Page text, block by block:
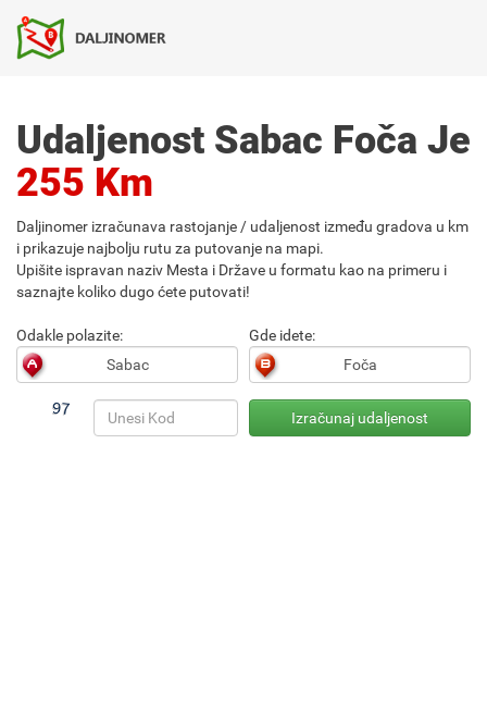
Udaljenost Sabac Foča Je
255 Km
Daljinomer izračunava rastojanje / udaljenost između gradova u km
i prikazuje najbolju rutu za putovanje na mapi.
Upišite ispravan naziv Mesta i Države u formatu kao na primeru i
saznajte koliko dugo ćete putovati!
Odakle polazite: Gde idete: